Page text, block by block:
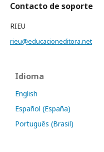
Contacto de soporte
RIEU
rieu@educacioneditora.net
Idioma
English
Español (España)
Português (Brasil)